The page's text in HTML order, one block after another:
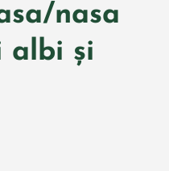
nasa
albi și